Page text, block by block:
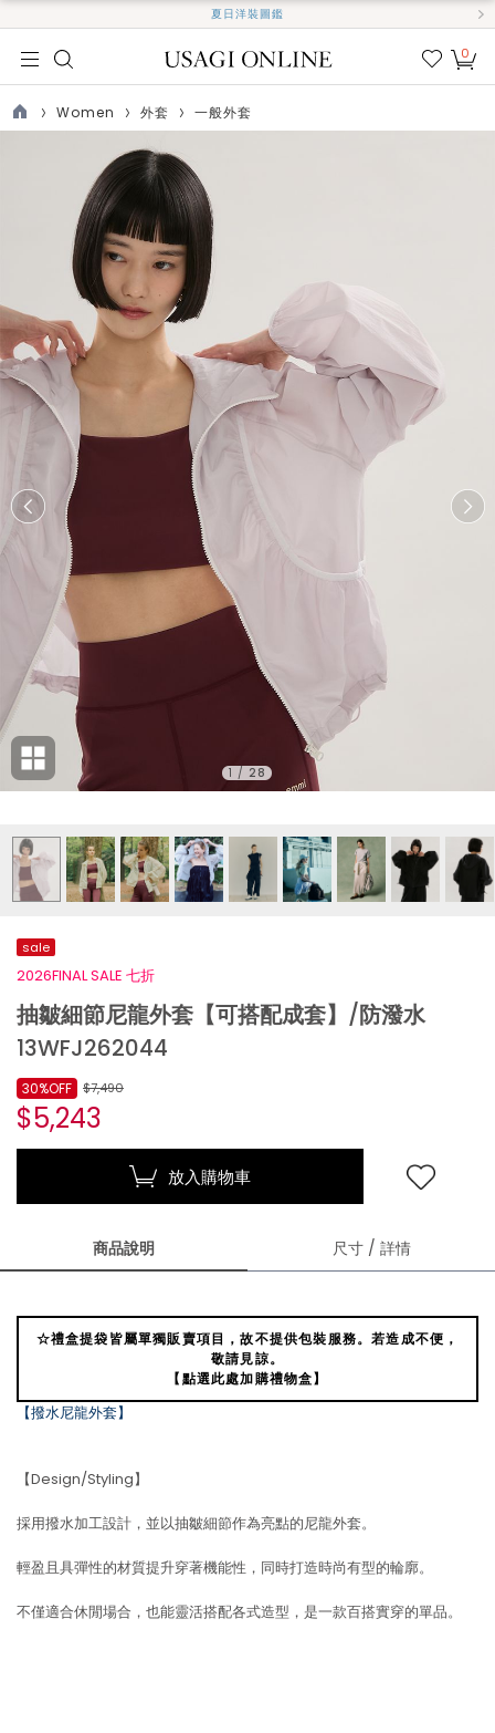
夏日洋裝圖鑑
我的
0
TOP
Women 外套 一般外套
1 / 28
sale
2026FINAL SALE 七折
抽皺細節尼龍外套【可搭配成套】/防潑水
13WFJ262044
$7,490
$5,243
30%OFF
放入購物車
商品說明 尺寸 / 詳情
☆禮盒提袋皆屬單獨販賣項目，故不提供包裝服務。若造成不便，
敬請見諒。
【點選此處加購禮物盒】
【撥水尼龍外套】
【Design/Styling】
採用撥水加工設計，並以抽皺細節作為亮點的尼龍外套。
輕盈且具彈性的材質提升穿著機能性，同時打造時尚有型的輪廓。
不僅適合休閒場合，也能靈活搭配各式造型，是一款百搭實穿的單品。